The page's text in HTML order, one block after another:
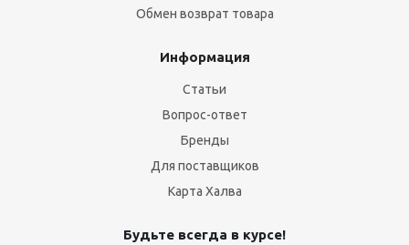
Обмен возврат товара
Информация
Статьи
Вопрос-ответ
Бренды
Для поставщиков
Карта Халва
Будьте всегда в курсе!